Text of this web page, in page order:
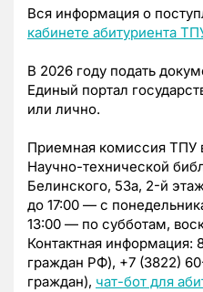
Вся информация о
кабинете абитуриента
В 2026 году подать
Единый портал
или лично.
Приемная комиссия ТПУ
Научно-технической
Белинского, 53а, 2-й
до 17:00 — с
13:00 — по субботам,
Контактная
граждан РФ), +7 (3822)
граждан), чат-бот для